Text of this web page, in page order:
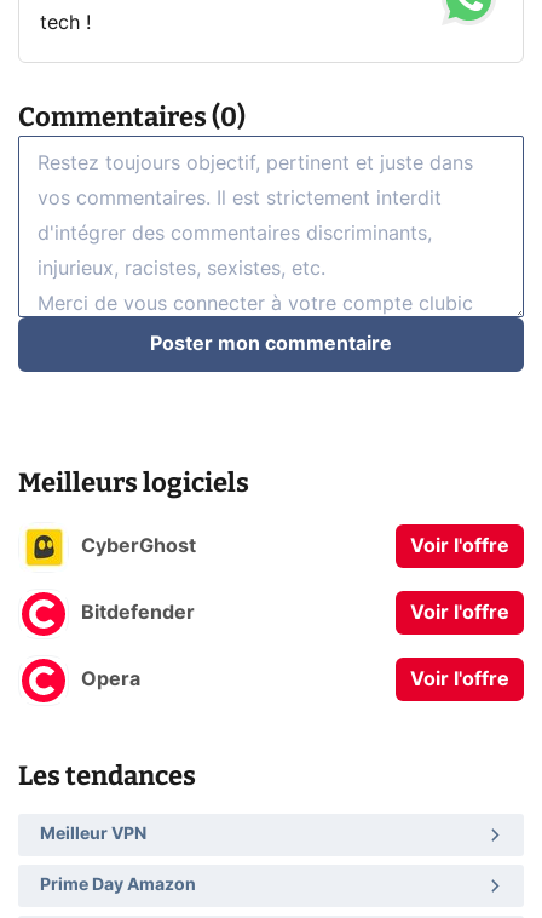
tech !
Commentaires (0)
Poster mon commentaire
Meilleurs logiciels
CyberGhost Voir l'offre
Bitdefender Voir l'offre
Opera Voir l'offre
Les tendances
Meilleur VPN
Prime Day Amazon